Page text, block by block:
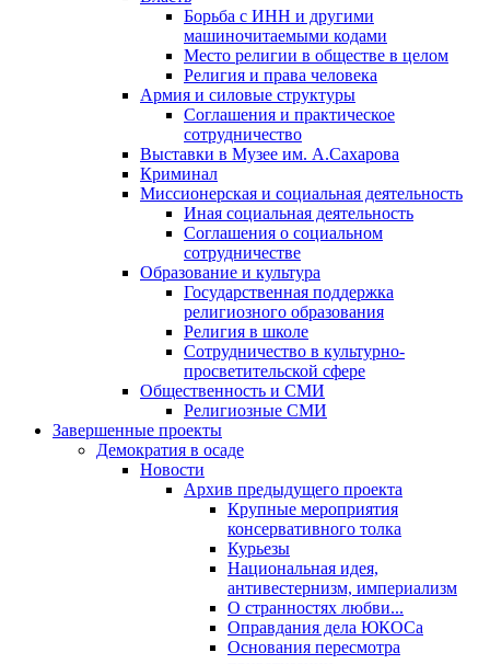
Борьба с ИНН и другими
машиночитаемыми кодами
Место религии в обществе в целом
Религия и права человека
Армия и силовые структуры
Соглашения и практическое
сотрудничество
Выставки в Музее им. А.Сахарова
Криминал
Миссионерская и социальная деятельность
Иная социальная деятельность
Соглашения о социальном
сотрудничестве
Образование и культура
Государственная поддержка
религиозного образования
Религия в школе
Сотрудничество в культурно-
просветительской сфере
Общественность и СМИ
Религиозные СМИ
Завершенные проекты
Демократия в осаде
Новости
Архив предыдущего проекта
Крупные мероприятия
консервативного толка
Курьезы
Национальная идея,
антивестернизм, империализм
О странностях любви...
Оправдания дела ЮКОСа
Основания пересмотра